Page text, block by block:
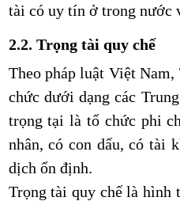
tài có uy tín ở trong nước
2.2. Trọng tài quy chế
Theo pháp luật Việt
chức dưới dạng các
trọng tại là tổ chức phi
nhân, có con dấu, có tài
dịch ổn định.
Trọng tài quy chế là hình